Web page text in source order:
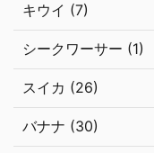
キウイ (7)
シークワーサー (1)
スイカ (26)
バナナ (30)